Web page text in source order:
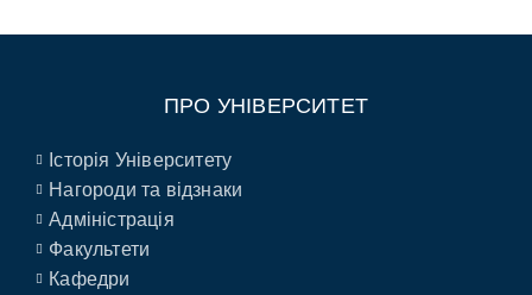
ПРО УНІВЕРСИТЕТ
Історія Університету
Нагороди та відзнаки
Адміністрація
Факультети
Кафедри